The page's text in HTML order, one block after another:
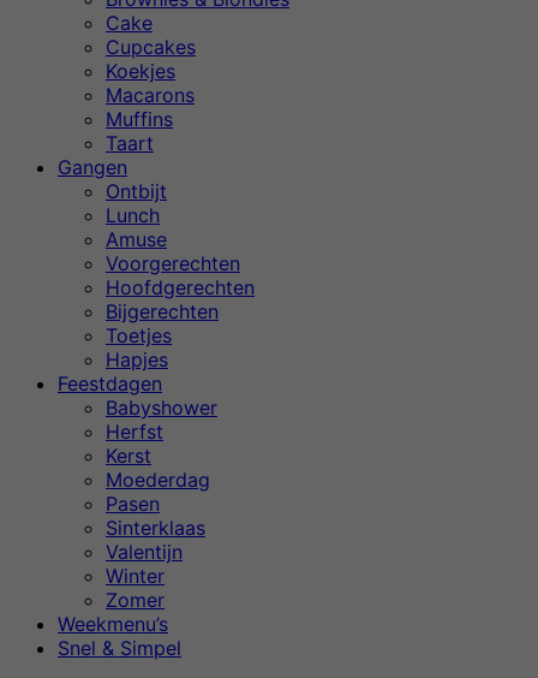
Cake
Cupcakes
Koekjes
Macarons
Muffins
Taart
Gangen
Ontbijt
Lunch
Amuse
Voorgerechten
Hoofdgerechten
Bijgerechten
Toetjes
Hapjes
Feestdagen
Babyshower
Herfst
Kerst
Moederdag
Pasen
Sinterklaas
Valentijn
Winter
Zomer
Weekmenu’s
Snel & Simpel